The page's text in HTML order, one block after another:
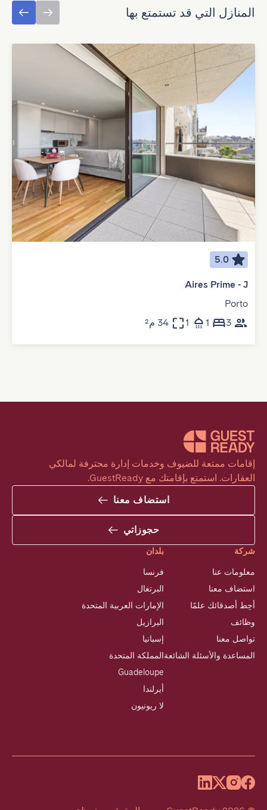
المنازل التي قد تستمتع بها
5.0
Aires Prime - J
Porto
3
1
1 34 م²
العقارات. استمتع بإقامتك مع GuestReady.
استضاف معنا
حجوزاتي
شركة
معلومات عنا
استضاف معنا
أحِط أصدقائك علمًا
وظائف
تواصل معنا
المساعدة والأسئلة الشائعة
بلدان
فرنسا
البرتغال
الإمارات العربية المتحدة
البرازيل
إسبانيا
المملكة المتحدة
Guadeloupe
أيرلندا
لا ريونيون